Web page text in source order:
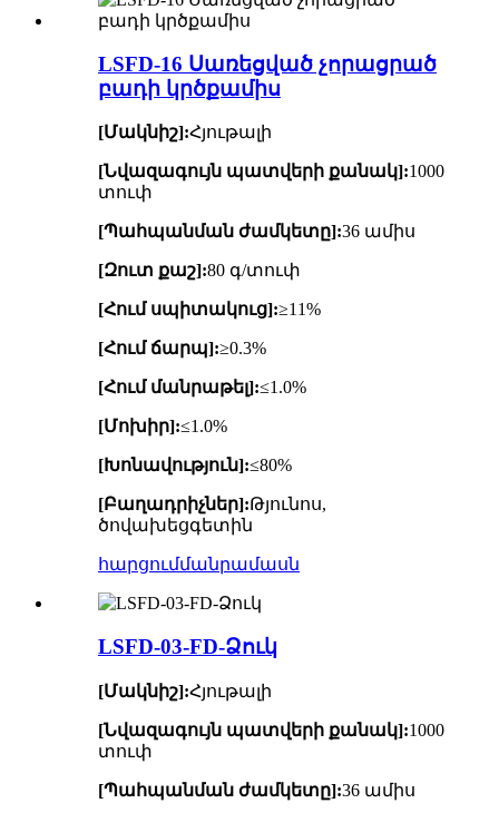
LSFD-16 Սառեցված չորացրած
բադի կրծքամիս
[Մակնիշ]:Հյութալի
[Նվազագույն պատվերի քանակ]:1000
տուփ
[Պահպանման ժամկետը]:36 ամիս
[Զուտ քաշ]:80 գ/տուփ
[Հում սպիտակուց]:≥11%
[Հում ճարպ]:≥0.3%
[Հում մանրաթել]:≤1.0%
[Մոխիր]:≤1.0%
[Խոնավություն]:≤80%
[Բաղադրիչներ]:Թյունոս,
ծովախեցգետին
հարցումմանրամասն
LSFD-03-FD-Ձուկ
[Մակնիշ]:Հյութալի
[Նվազագույն պատվերի քանակ]:1000
տուփ
[Պահպանման ժամկետը]:36 ամիս